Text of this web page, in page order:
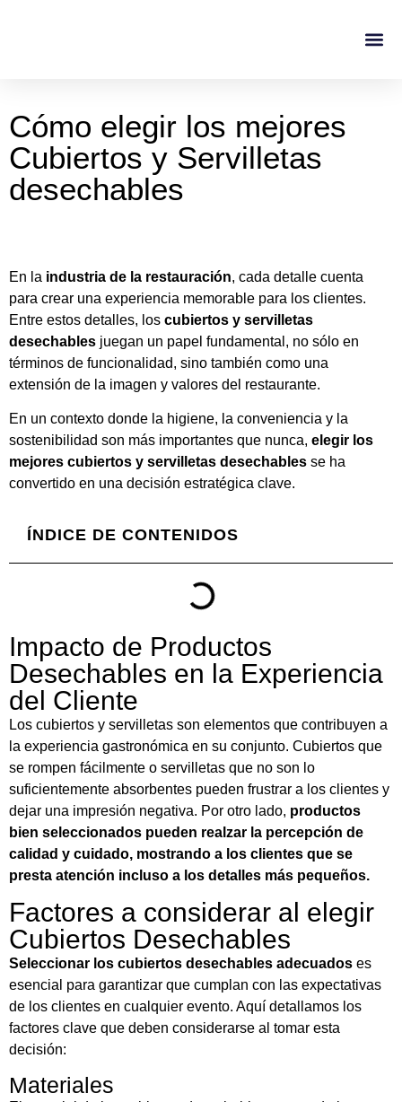
Cómo elegir los mejores
Cubiertos y Servilletas
desechables
En la industria de la restauración, cada detalle cuenta
para crear una experiencia memorable para los clientes.
Entre estos detalles, los cubiertos y servilletas
desechables juegan un papel fundamental, no sólo en
términos de funcionalidad, sino también como una
extensión de la imagen y valores del restaurante.
En un contexto donde la higiene, la conveniencia y la
sostenibilidad son más importantes que nunca, elegir los
mejores cubiertos y servilletas desechables se ha
convertido en una decisión estratégica clave.
ÍNDICE DE CONTENIDOS
Impacto de Productos
Desechables en la Experiencia
del Cliente
Los cubiertos y servilletas son elementos que contribuyen a
la experiencia gastronómica en su conjunto. Cubiertos que
se rompen fácilmente o servilletas que no son lo
suficientemente absorbentes pueden frustrar a los clientes y
dejar una impresión negativa. Por otro lado, productos
bien seleccionados pueden realzar la percepción de
calidad y cuidado, mostrando a los clientes que se
presta atención incluso a los detalles más pequeños.
Factores a considerar al elegir
Cubiertos Desechables
Seleccionar los cubiertos desechables adecuados es
esencial para garantizar que cumplan con las expectativas
de los clientes en cualquier evento. Aquí detallamos los
factores clave que deben considerarse al tomar esta
decisión:
Materiales